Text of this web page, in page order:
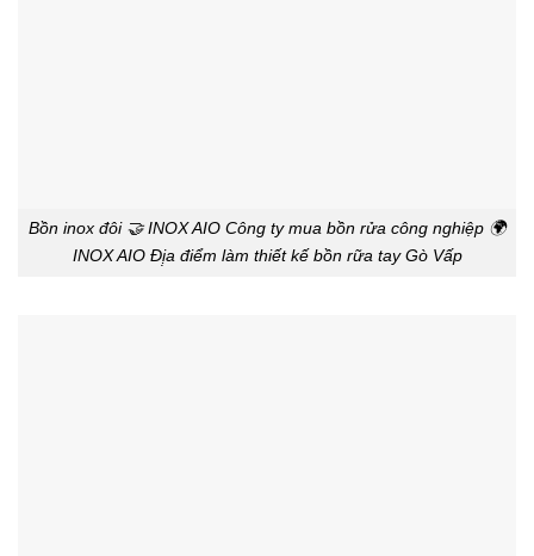
Bồn inox đôi 🤝 INOX AIO Công ty mua bồn rửa công nghiệp 🌍
INOX AIO Đị̣a điểm làm thiết kế bồn rữa tay Gò Vấp